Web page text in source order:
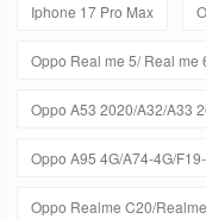
Iphone 17 Pro Max
Oppo Real me 5/ Real me
Oppo A53 2020/A32/A33
Oppo A95 4G/A74-4G/
Oppo Realme C20/